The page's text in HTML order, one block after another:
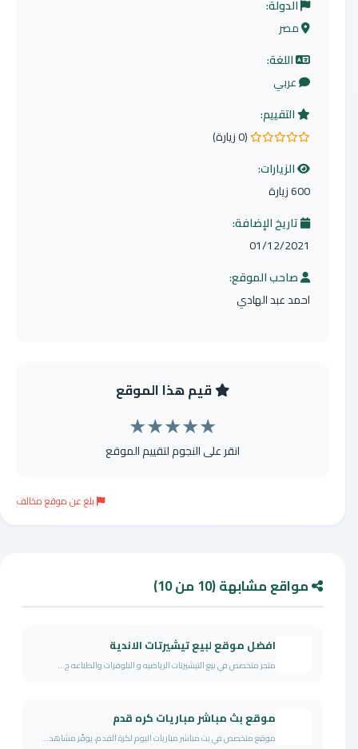
الدولة:
مصر
اللغة:
عربي
التقييم:
0.0 من 5 نجوم
(0 زيارة)
الزيارات:
600 زيارة
تاريخ الإضافة:
01/12/2021
صاحب الموقع:
احمد عبد الهادي
قيم هذا الموقع
★
★
★
★
★
انقر على النجوم لتقييم الموقع
بلغ عن موقع مخالف
مواقع مشابهة (10 من 10)
افضل موقع لبيع تيشيرتات الاندية
متجر متخصص في بيع التيشيرتات الرياضيه و البلوفرات والطباعه ح...
موقع بث مباشر مباريات كره قدم
موقع متخصص في بث مباشر مباريات اليوم لكرة القدم، يوفّر مشاهد...